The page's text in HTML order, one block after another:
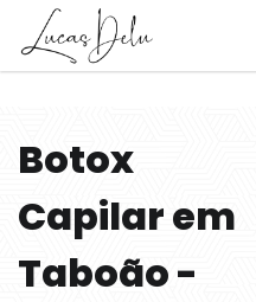
Botox
Capilar em
Taboão -